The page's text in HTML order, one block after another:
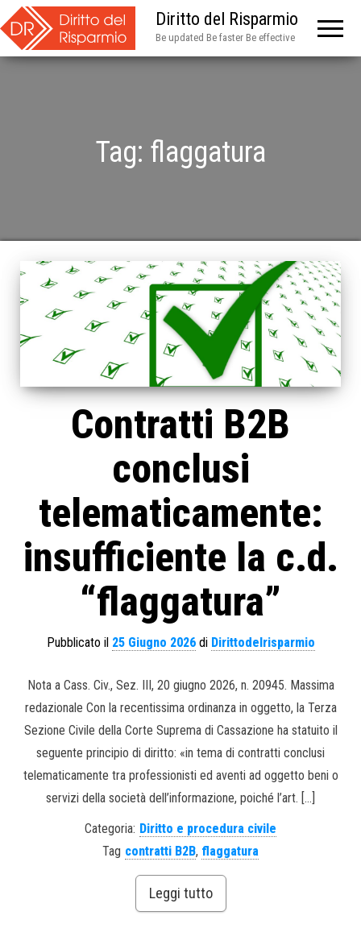
Diritto del Risparmio
Be updated Be faster Be effective
Tag: flaggatura
Contratti B2B
conclusi
telematicamente:
insufficiente la c.d.
“flaggatura”
Pubblicato il 25 Giugno 2026di Dirittodelrisparmio
Nota a Cass. Civ., Sez. III, 20 giugno 2026, n. 20945. Massima
redazionale Con la recentissima ordinanza in oggetto, la Terza
Sezione Civile della Corte Suprema di Cassazione ha statuito il
seguente principio di diritto: «in tema di contratti conclusi
telematicamente tra professionisti ed aventi ad oggetto beni o
servizi della società dell’informazione, poiché l’art. […]
Categoria: Diritto e procedura civile
Tag contratti B2B, flaggatura
Leggi tutto